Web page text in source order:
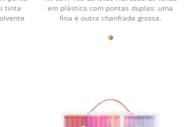
tinta
em plástico com pontas duplas: uma
fina e outra chanfrada grossa.